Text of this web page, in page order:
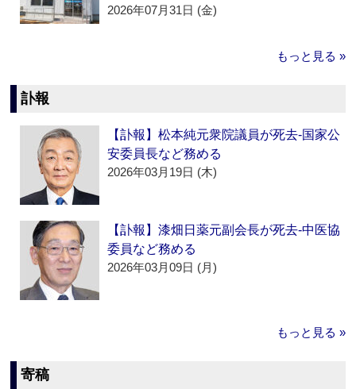
2026年07月31日 (金)
もっと見る »
訃報
【訃報】松本純元衆院議員が死去‐国家公
安委員長など務める
2026年03月19日 (木)
【訃報】漆畑日薬元副会長が死去‐中医協
委員など務める
2026年03月09日 (月)
もっと見る »
寄稿